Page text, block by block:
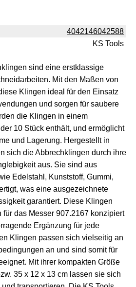
4042146042588
KS Tools
sind eine erstklassige
Mit den Maßen von
Klingen ideal für den Einsatz
und sorgen für saubere
die Klingen in einem
10 Stück enthält, und ermöglicht
und Lagerung. Hergestellt in
sich die Abbrechklingen durch ihre
aus. Sie sind aus
Edelstahl, Kunststoff, Gummi,
was eine ausgezeichnete
garantiert. Diese Klingen
das Messer 907.2167 konzipiert
Ergänzung für jede
Klingen passen sich vielseitig an
an und sind somit für
Mit ihrer kompakten Größe
35 x 12 x 13 cm lassen sie sich